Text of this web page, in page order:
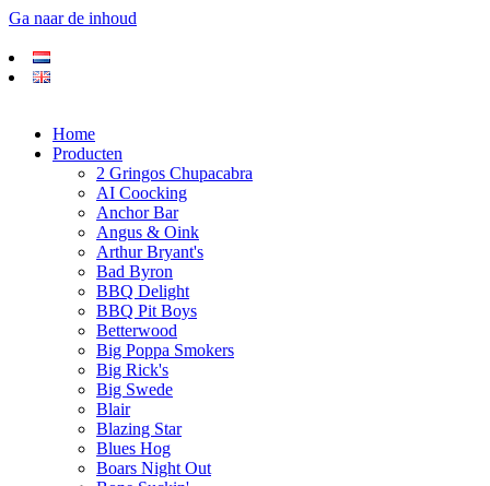
Ga naar de inhoud
Home
Producten
2 Gringos Chupacabra
AI Coocking
Anchor Bar
Angus & Oink
Arthur Bryant's
Bad Byron
BBQ Delight
BBQ Pit Boys
Betterwood
Big Poppa Smokers
Big Rick's
Big Swede
Blair
Blazing Star
Blues Hog
Boars Night Out